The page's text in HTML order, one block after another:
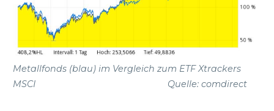
Metallfonds (blau) im Vergleich zum ETF Xtrackers
MSCI Quelle: comdirect